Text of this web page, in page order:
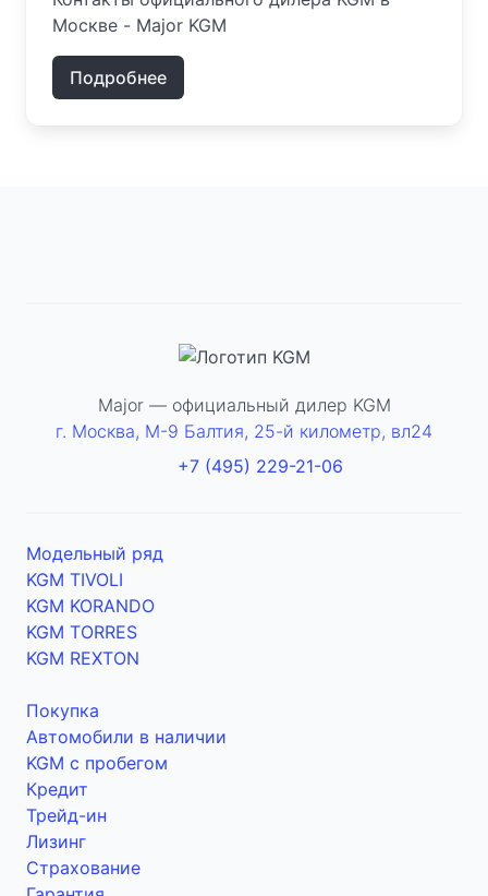
Москве - Major KGM
Подробнее
Major — официальный дилер KGM
г. Москва, М-9 Балтия, 25-й километр, вл24
+7 (495) 229-21-06
Модельный ряд
KGM TIVOLI
KGM KORANDO
KGM TORRES
KGM REXTON
Покупка
Автомобили в наличии
KGM с пробегом
Кредит
Трейд-ин
Лизинг
Страхование